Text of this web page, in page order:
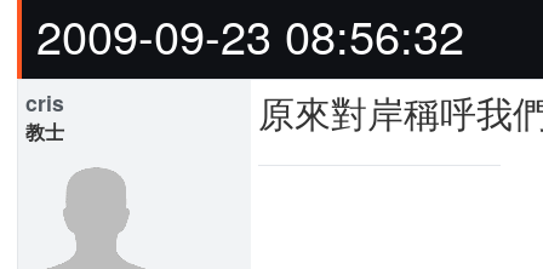
2009-09-23 08:56:32
cris
教士 原來對岸稱呼我